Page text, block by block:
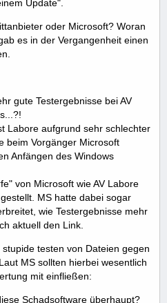
Update".
oder Microsoft? Woran
es in der Vergangenheit einen
gute Testergebnisse bei AV
Labore aufgrund sehr schlechter
beim Vorgänger Microsoft
Anfängen des Windows
von Microsoft wie AV Labore
MS hatte dabei sogar
wie Testergebnisse mehr
aktuell den Link.
testen von Dateien gegen
MS sollten hierbei wesentlich
mit einfließen:
Schadsoftware überhaupt?